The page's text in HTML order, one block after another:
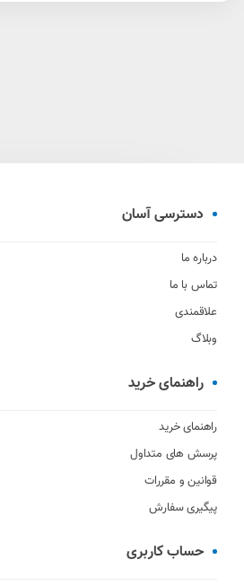
دسترسی آسان
درباره ما
تماس با ما
علاقمندی
وبلاگ
راهنمای خرید
راهنمای خرید
پرسش های متداول
قوانین و مقررات
پیگیری سفارش
حساب کاربری